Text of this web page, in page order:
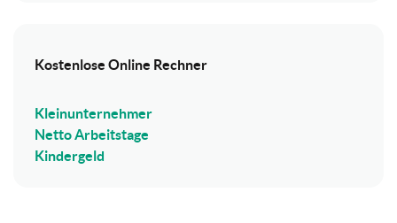
Kostenlose Online Rechner
Kleinunternehmer
Netto Arbeitstage
Kindergeld